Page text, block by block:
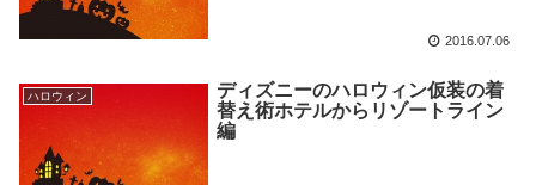
2016.07.06
ハロウィン
ディズニーのハロウィン仮装の着
替え術ホテルからリゾートライン
編